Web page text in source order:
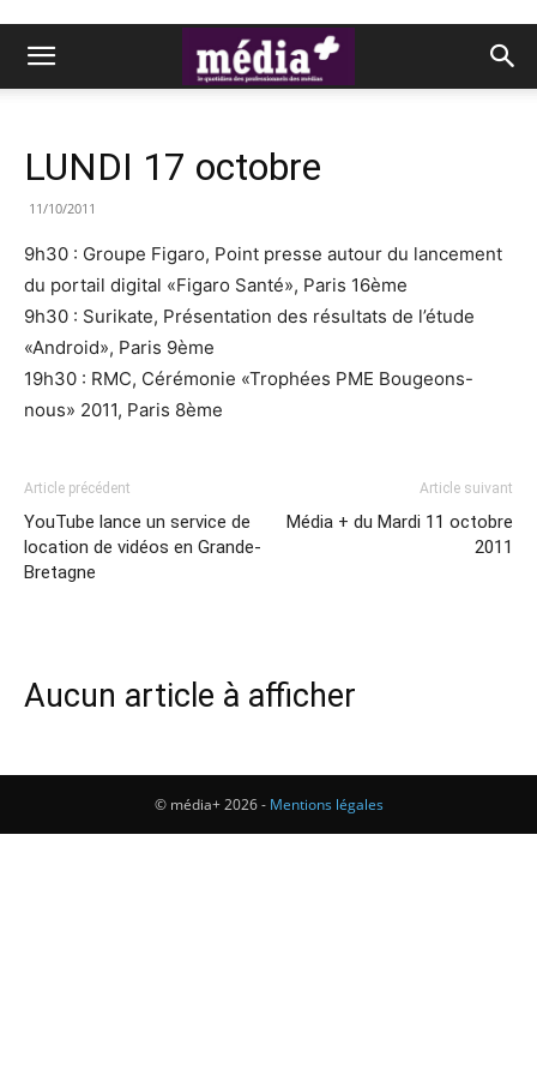
LUNDI 17 octobre
11/10/2011
9h30 : Groupe Figaro, Point presse autour du lancement
du portail digital «Figaro Santé», Paris 16ème
9h30 : Surikate, Présentation des résultats de l’étude
«Android», Paris 9ème
19h30 : RMC, Cérémonie «Trophées PME Bougeons-
nous» 2011, Paris 8ème
Article précédent
YouTube lance un service de
location de vidéos en Grande-
Bretagne
Article suivant
Média + du Mardi 11 octobre
2011
Aucun article à afficher
© média+ 2026 - Mentions légales